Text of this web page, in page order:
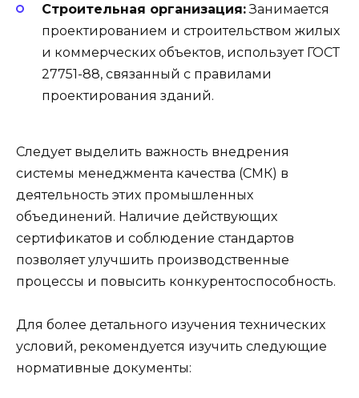
Строительная организация:Занимается
проектированием и строительством жилых
и коммерческих объектов, использует ГОСТ
27751-88, связанный с правилами
проектирования зданий.
Следует выделить важность внедрения
системы менеджмента качества (СМК) в
деятельность этих промышленных
объединений. Наличие действующих
сертификатов и соблюдение стандартов
позволяет улучшить производственные
процессы и повысить конкурентоспособность.
Для более детального изучения технических
условий, рекомендуется изучить следующие
нормативные документы: